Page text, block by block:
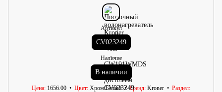
Артикул
CV023249
Наличие
В наличии
Цена 1656.00 Цвет Хром/Белый Бренд Kroner
Раздел